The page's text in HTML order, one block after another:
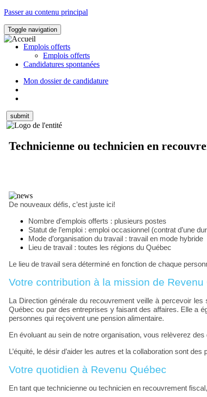
Passer au contenu principal
Toggle navigation
Emplois offerts
Emplois offerts
Candidatures spontanées
Mon dossier de candidature
Technicienne ou technicien en
De nouveaux défis, c’est juste ici!
Nombre d’emplois offerts : plusieurs postes
Statut de l’emploi : emploi occasionnel (contrat d’une
Mode d’organisation du travail : travail en mode hybride
Lieu de travail : toutes les régions du Québec
Le lieu de travail sera déterminé en fonction de chaque
Votre contribution à la mission de Revenu
La Direction générale du recouvrement veille à percevoir
Québec ou par des entreprises y faisant des affaires. Elle a
personnes qui reçoivent une pension alimentaire.
En évoluant au sein de notre organisation, vous relèverez
L’équité, le désir d’aider les autres et la collaboration sont
Votre quotidien à Revenu Québec
En tant que technicienne ou technicien en recouvrement